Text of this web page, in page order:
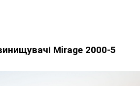
Mirage 2000-5